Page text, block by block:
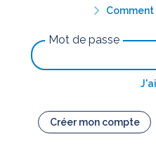
Mot de passe
Créer mon compte